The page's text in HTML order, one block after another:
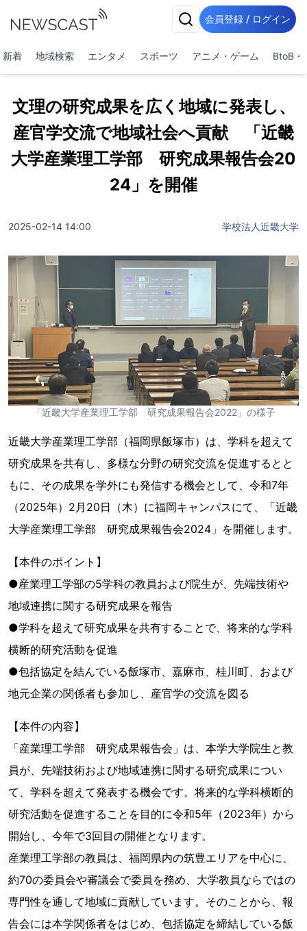
会員登録 / ログイン
新着 地域検索 エンタメ スポーツ アニメ・ゲーム BtoB・
文理の研究成果を広く地域に発表し、
産官学交流で地域社会へ貢献 「近畿
大学産業理工学部 研究成果報告会20
24」を開催
2025-02-14 14:00 学校法人近畿大学
「近畿大学産業理工学部 研究成果報告会2022」の様子
近畿大学産業理工学部（福岡県飯塚市）は、学科を超えて
研究成果を共有し、多様な分野の研究交流を促進するとと
もに、その成果を学外にも発信する機会として、令和7年
（2025年）2月20日（木）に福岡キャンパスにて、「近畿
大学産業理工学部 研究成果報告会2024」を開催します。
【本件のポイント】
●産業理工学部の5学科の教員および院生が、先端技術や
地域連携に関する研究成果を報告
●学科を超えて研究成果を共有することで、将来的な学科
横断的研究活動を促進
●包括協定を結んでいる飯塚市、嘉麻市、桂川町、および
地元企業の関係者も参加し、産官学の交流を図る
【本件の内容】
「産業理工学部 研究成果報告会」は、本学大学院生と教
員が、先端技術および地域連携に関する研究成果につい
て、学科を超えて発表する機会です。将来的な学科横断的
研究活動を促進することを目的に令和5年（2023年）から
開始し、今年で3回目の開催となります。
産業理工学部の教員は、福岡県内の筑豊エリアを中心に、
約70の委員会や審議会で委員を務め、大学教員ならではの
専門性を通して地域に貢献しています。そのことから、報
告会には本学関係者をはじめ、包括協定を締結している飯